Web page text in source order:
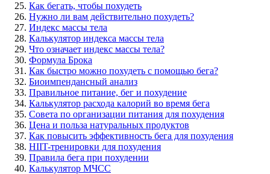
Как бегать, чтобы похудеть
Нужно ли вам действительно похудеть?
Индекс массы тела
Калькулятор индекса массы тела
Что означает индекс массы тела?
Формула Брока
Как быстро можно похудеть с помощью бега?
Биоимпендансный анализ
Правильное питание, бег и похудение
Калькулятор расхода калорий во время бега
Совета по организации питания для похудения
Цена и польза натуральных продуктов
Как повысить эффективность бега для похудения
HIIT-тренировки для похудения
Правила бега при похудении
Калькулятор МЧСС